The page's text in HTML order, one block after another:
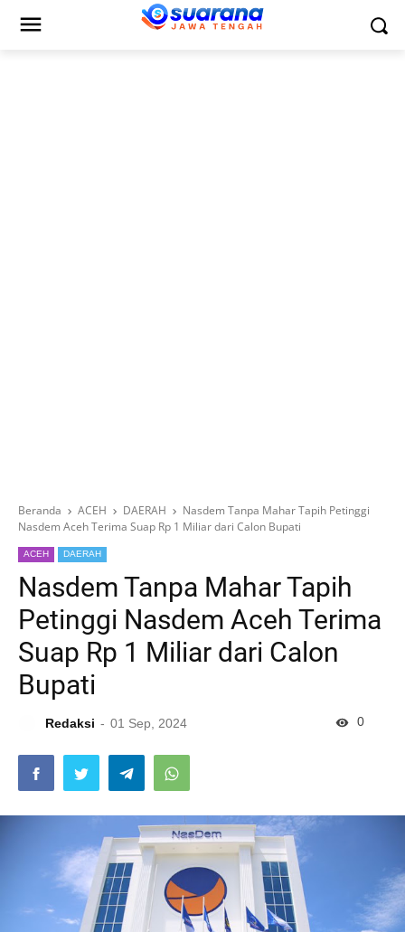
Beranda ACEH DAERAH
Nasdem Tanpa Mahar Tapih Petinggi
Nasdem Aceh Terima Suap Rp 1 Miliar dari Calon Bupati
ACEH DAERAH
Nasdem Tanpa Mahar Tapih
Petinggi Nasdem Aceh Terima
Suap Rp 1 Miliar dari Calon
Bupati
Redaksi 01 Sep, 2024 0